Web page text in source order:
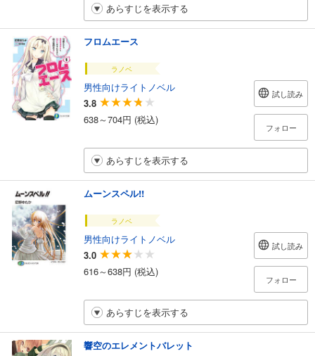
あらすじを表示する
フロムエース
ラノベ
男性向けライトノベル
3.8
638～704円 (税込)
試し読み
フォロー
あらすじを表示する
ムーンスペル!!
ラノベ
男性向けライトノベル
3.0
616～638円 (税込)
試し読み
フォロー
あらすじを表示する
響空のエレメントバレット